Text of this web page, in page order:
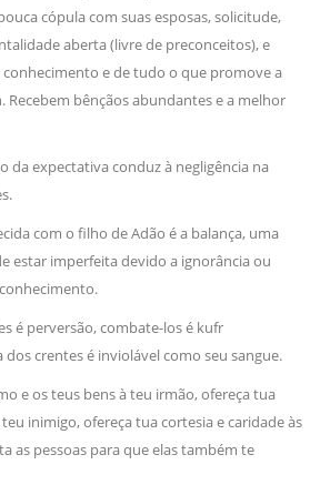
cópula com suas esposas, solicitude,
aberta (livre de preconceitos), e
e de tudo o que promove a
Recebem bênçãos abundantes e a melhor
da expectativa conduz à negligência na
com o filho de Adão é a balança, uma
estar imperfeita devido a ignorância ou
é perversão, combate-los é kufr
dos crentes é inviolável como seu sangue.
e os teus bens à teu irmão, ofereça tua
inimigo, ofereça tua cortesia e caridade às
as pessoas para que elas também te